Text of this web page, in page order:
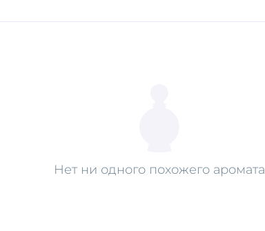
Нет ни одного похожего аромата